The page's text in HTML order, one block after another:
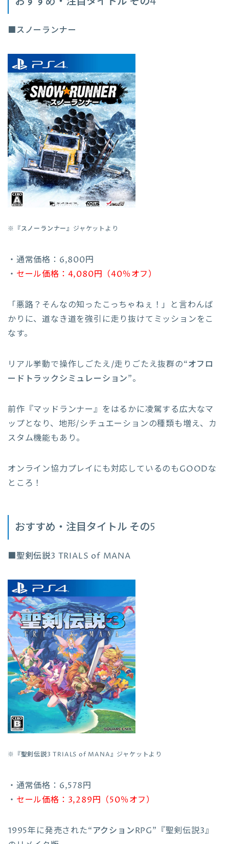
■スノーランナー
※『スノーランナー』ジャケットより
・通常価格：6,800円
・ セール価格：4,080円（40％オフ）
「悪路？そんなの知ったこっちゃねぇ！」と言わんば
かりに、道なき道を強引に走り抜けてミッションをこ
なす。
リアル挙動で操作しごたえ/走りごたえ抜群の“オフロ
ードトラックシミュレーション”。
前作『マッドランナー』をはるかに凌駕する広大なマ
ップとなり、地形/シチュエーションの種類も増え、カ
スタム機能もあり。
オンライン協力プレイにも対応しているのもGOODな
ところ！
おすすめ・注目タイトル その5
■聖剣伝説3 TRIALS of MANA
※『聖剣伝説3 TRIALS of MANA』ジャケットより
・通常価格：6,578円
・ セール価格：3,289円（50％オフ）
1995年に発売された“アクションRPG” 『聖剣伝説3』